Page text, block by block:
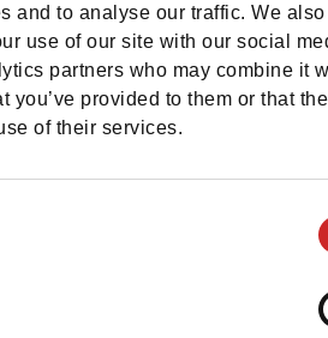
and to analyse our traffic. We
use of our site with our social
partners who may combine it
you’ve provided to them or that
of their services.